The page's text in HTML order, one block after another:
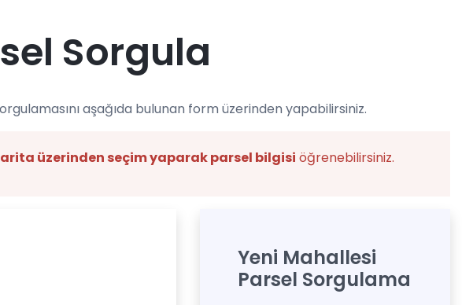
Sorgula
aşağıda bulunan form üzerinden yapabilirsiniz.
üzerinden seçim yaparak parsel bilgisi öğrenebilirsiniz.
Yeni Mahallesi
Parsel Sorgulama